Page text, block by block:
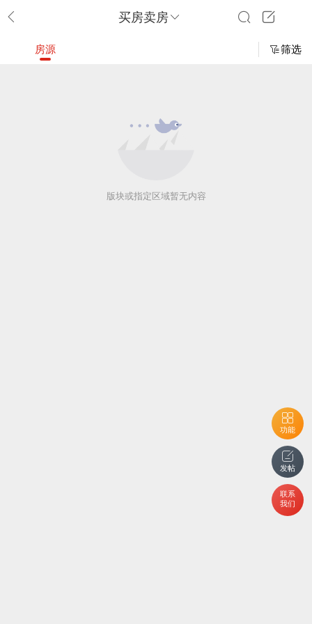
买房卖房
功能
发帖
联系
我们
房源 筛选
版块或指定区域暂无内容